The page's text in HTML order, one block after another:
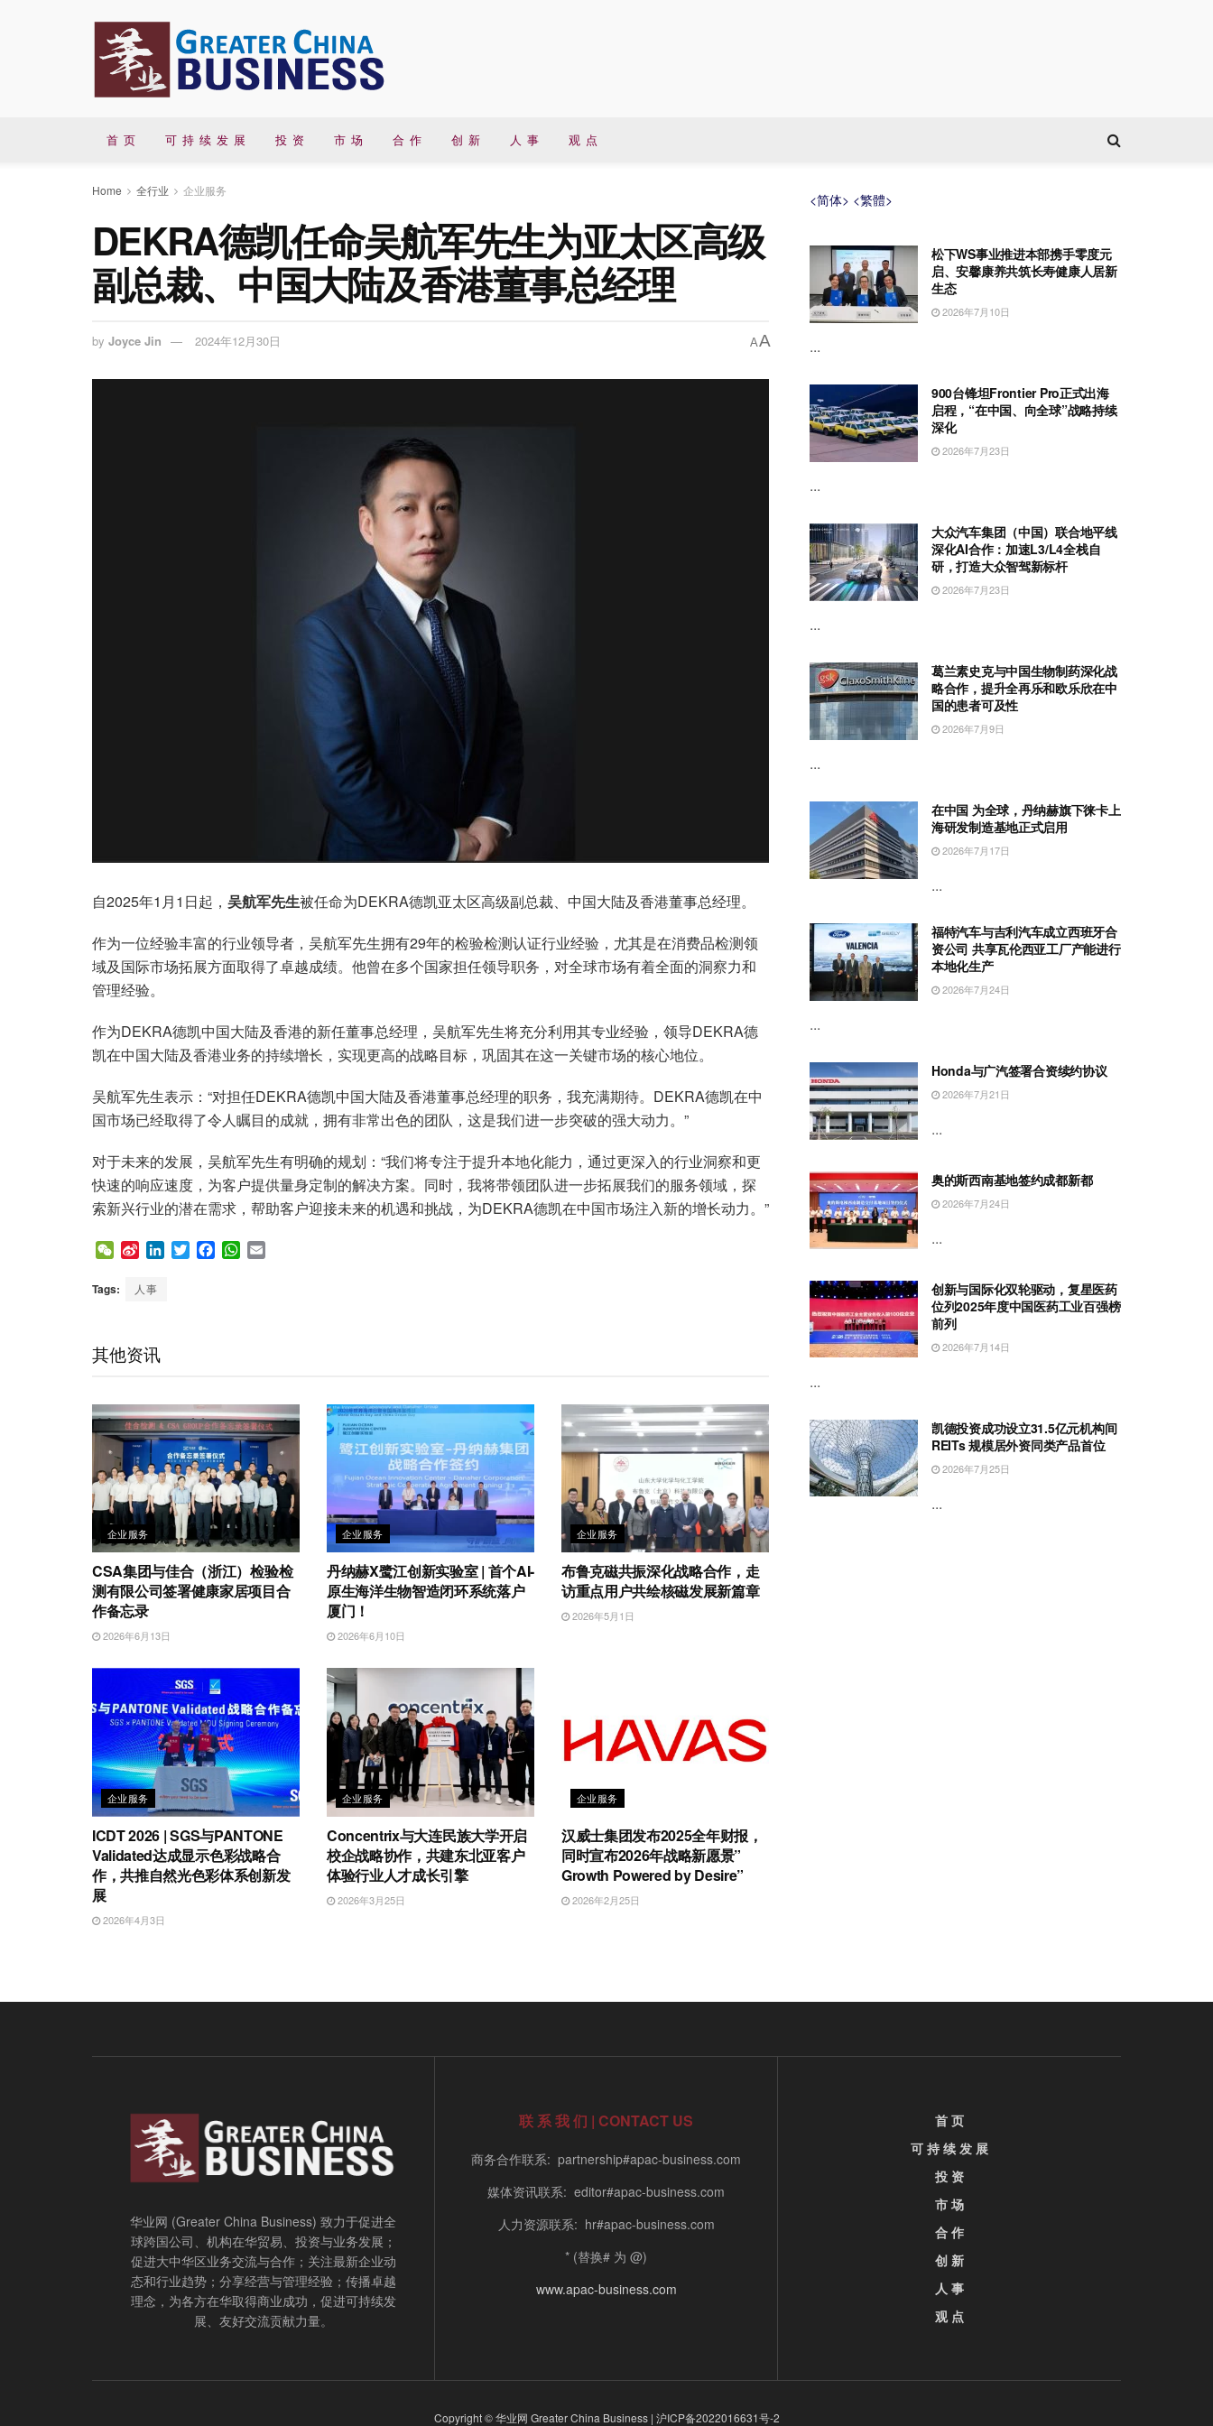
首 页 可 持 续 发 展 投 资 市 场 合 作 创 新 人 事 观 点
Home 全行业 企业服务
DEKRA德凯任命吴航军先生为亚太区高级
副总裁、中国大陆及香港董事总经理
by Joyce Jin 2024年12月30日 AA
自2025年1月1日起， 吴航军先生被任命为DEKRA德凯亚太区高级副总裁、中国大陆及香港董事总经理。
作为一位经验丰富的行业领导者，吴航军先生拥有29年的检验检测认证行业经验，尤其是在消费品检测领
域及国际市场拓展方面取得了卓越成绩。他曾在多个国家担任领导职务，对全球市场有着全面的洞察力和
管理经验。
作为DEKRA德凯中国大陆及香港的新任董事总经理，吴航军先生将充分利用其专业经验，领导DEKRA德
凯在中国大陆及香港业务的持续增长，实现更高的战略目标，巩固其在这一关键市场的核心地位。
吴航军先生表示：“对担任DEKRA德凯中国大陆及香港董事总经理的职务，我充满期待。DEKRA德凯在中
国市场已经取得了令人瞩目的成就，拥有非常出色的团队，这是我们进一步突破的强大动力。”
对于未来的发展，吴航军先生有明确的规划：“我们将专注于提升本地化能力，通过更深入的行业洞察和更
快速的响应速度，为客户提供量身定制的解决方案。同时，我将带领团队进一步拓展我们的服务领域，探
索新兴行业的潜在需求，帮助客户迎接未来的机遇和挑战，为DEKRA德凯在中国市场注入新的增长动力。”
W
C
S
n
i
L
T
F
W
Tags: 人事
其他资讯
企业服务
CSA集团与佳合（浙江）检验检
测有限公司签署健康家居项目合
作备忘录
2026年6月13日
企业服务
丹纳赫X鹭江创新实验室 | 首个AI-
原生海洋生物智造闭环系统落户
厦门！
2026年6月10日
企业服务
布鲁克磁共振深化战略合作，走
访重点用户共绘核磁发展新篇章
2026年5月1日
企业服务
ICDT 2026 | SGS与PANTONE
Validated达成显示色彩战略合
作，共推自然光色彩体系创新发
展
2026年4月3日
企业服务
Concentrix与大连民族大学开启
校企战略协作，共建东北亚客户
体验行业人才成长引擎
2026年3月25日
企业服务
汉威士集团发布2025全年财报，
同时宣布2026年战略新愿景”
Growth Powered by Desire”
2026年2月25日
<简体> <繁體>
松下WS事业推进本部携手零度元
启、安馨康养共筑长寿健康人居新
生态
2026年7月10日
...
900台锋坦Frontier Pro正式出海
启程，“在中国、向全球”战略持续
深化
2026年7月23日
...
大众汽车集团（中国）联合地平线
深化AI合作：加速L3/L4全栈自
研，打造大众智驾新标杆
2026年7月23日
...
葛兰素史克与中国生物制药深化战
略合作，提升全再乐和欧乐欣在中
国的患者可及性
2026年7月9日
...
在中国 为全球，丹纳赫旗下徕卡上
海研发制造基地正式启用
2026年7月17日
...
福特汽车与吉利汽车成立西班牙合
资公司 共享瓦伦西亚工厂产能进行
本地化生产
2026年7月24日
...
Honda与广汽签署合资续约协议
2026年7月21日
...
奥的斯西南基地签约成都新都
2026年7月24日
...
创新与国际化双轮驱动，复星医药
位列2025年度中国医药工业百强榜
前列
2026年7月14日
...
凯德投资成功设立31.5亿元机构间
REITs 规模居外资同类产品首位
2026年7月25日
...
华业网 (Greater China Business) 致力于促进全
球跨国公司、机构在华贸易、投资与业务发展；
促进大中华区业务交流与合作；关注最新企业动
态和行业趋势；分享经营与管理经验；传播卓越
理念，为各方在华取得商业成功，促进可持续发
展、友好交流贡献力量。
联 系 我 们 | CONTACT US
商务合作联系: partnership#apac-business.com
媒体资讯联系: editor#apac-business.com
人力资源联系: hr#apac-business.com
* (替换# 为 @)
www.apac-business.com
首 页
可 持 续 发 展
投 资
市 场
合 作
创 新
人 事
观 点
Copyright © 华业网 Greater China Business | 沪ICP备2022016631号-2